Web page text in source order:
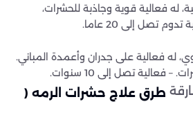
له فعالية قوية وجاذبة للحشرات،
تصل إلى 20 عاما.
له فعالية على جدران وأعمدة المباني.
تصل إلى 10 سنوات.
طرق علاج حشرات الرمه (